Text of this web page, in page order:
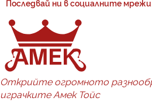
Последвай ни в социалните
Открийте огромното
играчките Амек Тойс